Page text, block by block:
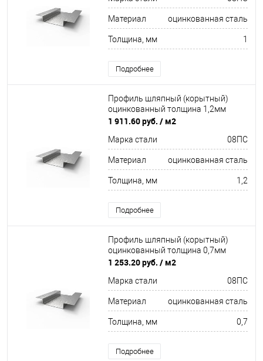
Материал оцинкованная сталь
Толщина, мм 1
Подробнее
Профиль шляпный (корытный)
оцинкованный толщина 1,2мм
1 911.60 руб. / м2
Марка стали 08ПC
Материал оцинкованная сталь
Толщина, мм 1,2
Подробнее
Профиль шляпный (корытный)
оцинкованный толщина 0,7мм
1 253.20 руб. / м2
Марка стали 08ПC
Материал оцинкованная сталь
Толщина, мм 0,7
Подробнее